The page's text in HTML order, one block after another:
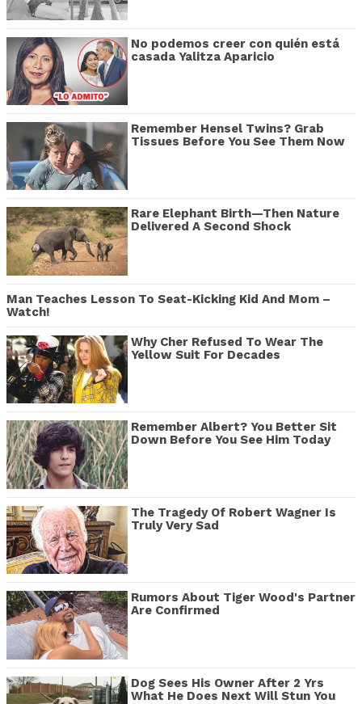
No podemos creer con quién está
casada Yalitza Aparicio
Remember Hensel Twins? Grab
Tissues Before You See Them Now
Rare Elephant Birth—Then Nature
Delivered A Second Shock
Man Teaches Lesson To Seat-Kicking Kid And Mom –
Watch!
Why Cher Refused To Wear The
Yellow Suit For Decades
Remember Albert? You Better Sit
Down Before You See Him Today
The Tragedy Of Robert Wagner Is
Truly Very Sad
Rumors About Tiger Wood's Partner
Are Confirmed
Dog Sees His Owner After 2 Yrs
What He Does Next Will Stun You